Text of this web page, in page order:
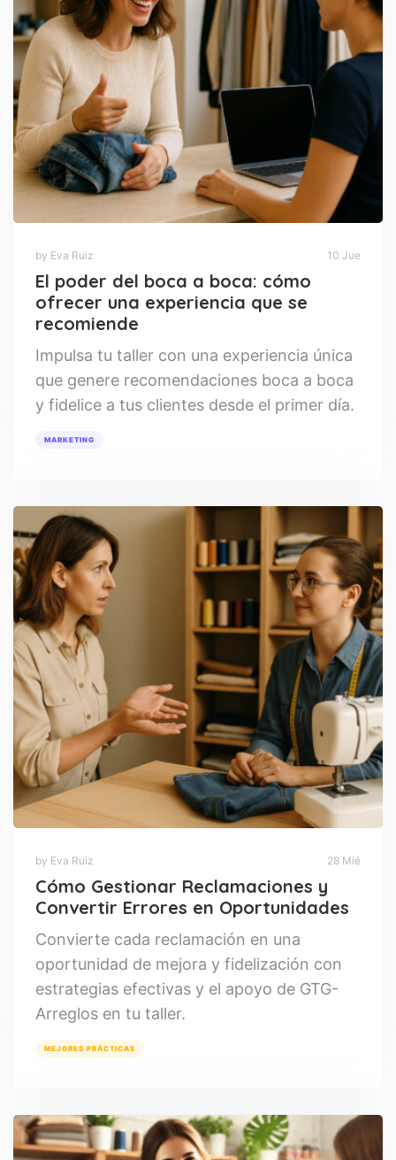
by Eva Ruiz 10 Jue
El poder del boca a boca: cómo
ofrecer una experiencia que se
recomiende
Impulsa tu taller con una experiencia única
que genere recomendaciones boca a boca
y fidelice a tus clientes desde el primer día.
MARKETING
by Eva Ruiz 28 Mié
Cómo Gestionar Reclamaciones y
Convertir Errores en Oportunidades
Convierte cada reclamación en una
oportunidad de mejora y fidelización con
estrategias efectivas y el apoyo de GTG-
Arreglos en tu taller.
MEJORES PRÁCTICAS